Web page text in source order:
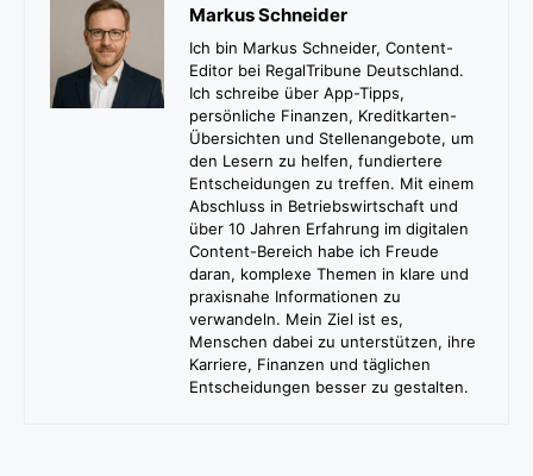
Markus Schneider
Ich bin Markus Schneider, Content-
Editor bei RegalTribune Deutschland.
Ich schreibe über App-Tipps,
persönliche Finanzen, Kreditkarten-
Übersichten und Stellenangebote, um
den Lesern zu helfen, fundiertere
Entscheidungen zu treffen. Mit einem
Abschluss in Betriebswirtschaft und
über 10 Jahren Erfahrung im digitalen
Content-Bereich habe ich Freude
daran, komplexe Themen in klare und
praxisnahe Informationen zu
verwandeln. Mein Ziel ist es,
Menschen dabei zu unterstützen, ihre
Karriere, Finanzen und täglichen
Entscheidungen besser zu gestalten.